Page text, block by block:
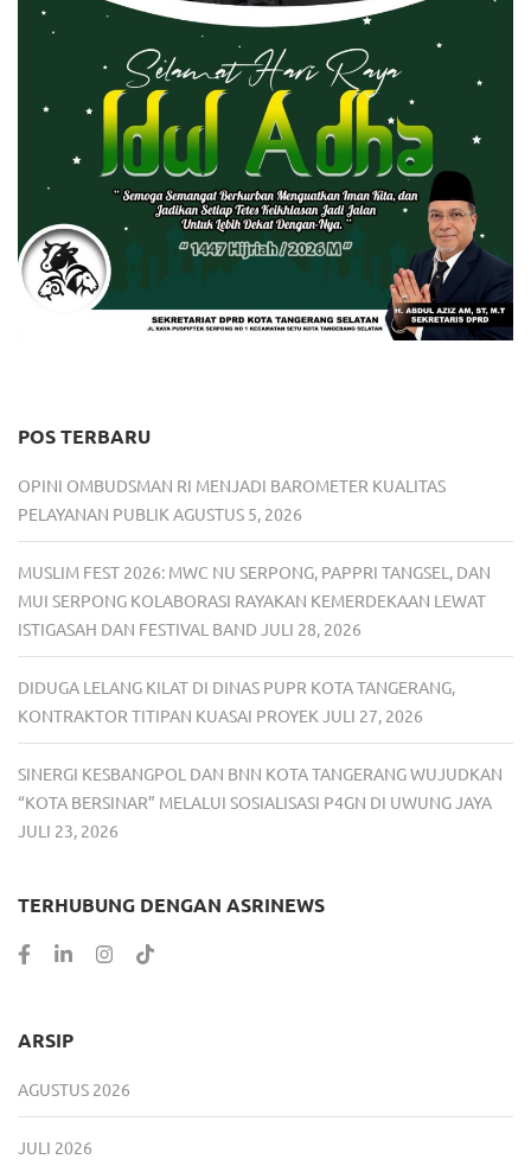
POS TERBARU
OPINI OMBUDSMAN RI MENJADI BAROMETER KUALITAS
PELAYANAN PUBLIK AGUSTUS 5, 2026
MUSLIM FEST 2026: MWC NU SERPONG, PAPPRI TANGSEL, DAN
MUI SERPONG KOLABORASI RAYAKAN KEMERDEKAAN LEWAT
ISTIGASAH DAN FESTIVAL BAND JULI 28, 2026
DIDUGA LELANG KILAT DI DINAS PUPR KOTA TANGERANG,
KONTRAKTOR TITIPAN KUASAI PROYEK JULI 27, 2026
SINERGI KESBANGPOL DAN BNN KOTA TANGERANG WUJUDKAN
“KOTA BERSINAR” MELALUI SOSIALISASI P4GN DI UWUNG JAYA
JULI 23, 2026
TERHUBUNG DENGAN ASRINEWS
ARSIP
AGUSTUS 2026
JULI 2026